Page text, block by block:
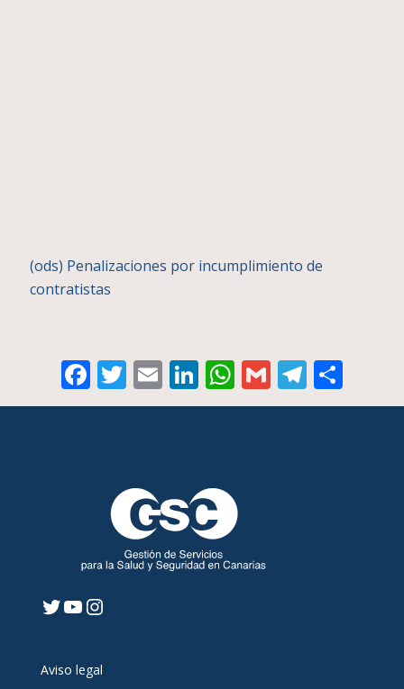
(ods) Penalizaciones por incumplimiento de
contratistas
Facebook
Twitter
EmailLinkedIn
WhatsApp
Gmail
Twitter
YouTube
Instagram
Aviso legal